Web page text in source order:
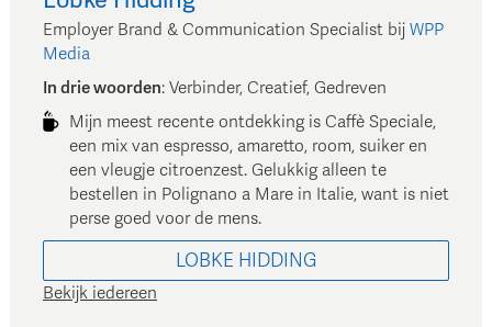
Employer Brand & Communication Specialist bij WPP
Media
In drie woorden: Verbinder, Creatief, Gedreven
Mijn meest recente ontdekking is Caffè Speciale,
een mix van espresso, amaretto, room, suiker en
een vleugje citroenzest. Gelukkig alleen te
bestellen in Polignano a Mare in Italie, want is niet
perse goed voor de mens.
LOBKE HIDDING
Bekijk iedereen